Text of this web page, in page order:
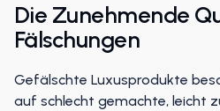
Die Zunehmende
Fälschungen
Gefälschte Luxusprodukte
auf schlecht gemachte, leicht